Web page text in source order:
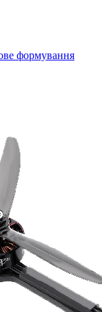
формування